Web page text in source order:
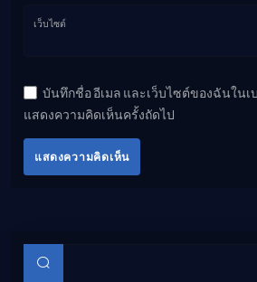
เว็บไซต์
บันทึกชื่อ อีเมล และเว็บไซต์ของฉันในเ
แสดงความคิดเห็นครั้งถัดไป
แสดงความคิดเห็น
บทความย่อย